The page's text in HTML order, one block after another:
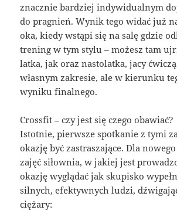
znacznie bardziej indywidualnym
do pragnień. Wynik tego widać już
oka, kiedy wstąpi się na salę gdzie
trening w tym stylu – możesz tam
latka, jak oraz nastolatka, jacy
własnym zakresie, ale w kierunku
wyniku finalnego.
Crossfit – czy jest się czego obawiać?
Istotnie, pierwsze spotkanie z tymi
okazję być zastraszające. Dla
zajęć siłownia, w jakiej jest
okazję wyglądać jak skupisko
silnych, efektywnych ludzi,
ciężary: